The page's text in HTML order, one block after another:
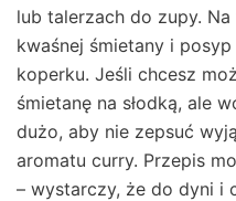
lub talerzach do zupy.
kwaśnej śmietany i
koperku. Jeśli chcesz
śmietanę na słodką, ale
dużo, aby nie zepsuć
aromatu curry. Przepis
– wystarczy, że do dyni i